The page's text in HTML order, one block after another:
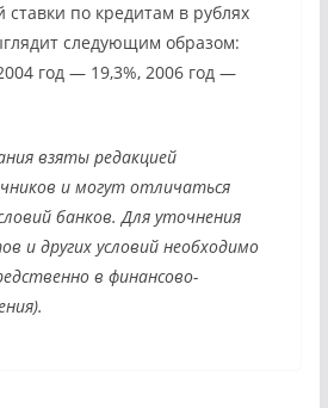
по кредитам в рублях
следующим образом:
год — 19,3%, 2006 год —
взяты редакцией
и могут отличаться
банков. Для уточнения
и других условий необходимо
в финансово-